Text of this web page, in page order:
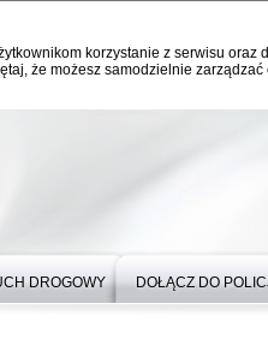
korzystanie z serwisu
że możesz samodzielnie
DROGOWY DOŁĄCZ DO